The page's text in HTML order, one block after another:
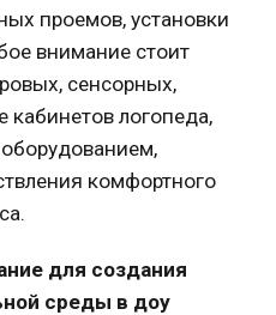
проемов, установки
внимание стоит
сенсорных,
кабинетов логопеда,
комфортного
для создания
среды в доу